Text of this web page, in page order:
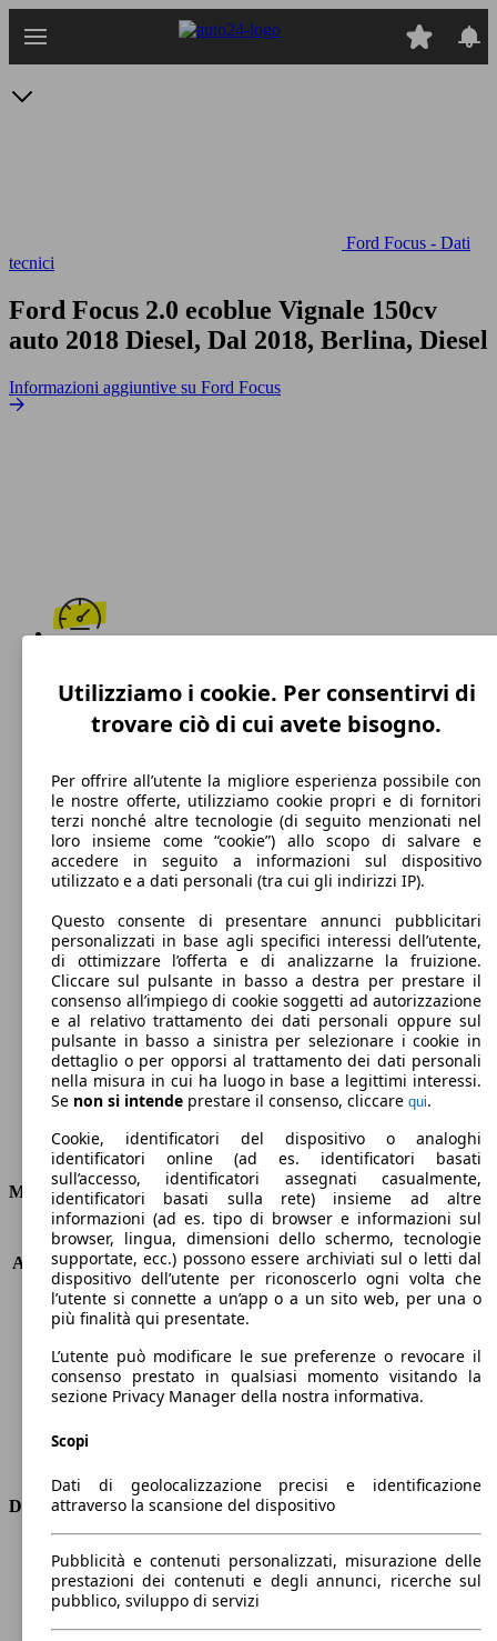
Ford Focus - Dati
tecnici
Ford Focus 2.0 ecoblue Vignale 150cv
auto 2018 Diesel, Dal 2018, Berlina, Diesel
Informazioni aggiuntive su Ford Focus
Diesel
Carburante
117 g/km
Emissioni di CO2 (combinato)*
Ø 4.5 l/100km
Consumi
Motore e Prestazioni
KW (PS)
110 kW (150 PS)
Accelerazione (0-100 km/h) 9.3s
Velocità massima (km/h)
207 km/h
Numero di marce
8
Cilindrata
1997 ccm
Carburante
Diesel
Trasmissione
Dimensioni
Lunghezza
4380 mm
Altezza
1450 mm
Larghezza
1830 mm
Passo
-
Utilizziamo i cookie. Per consentirvi di
trovare ciò di cui avete bisogno.
Per offrire all’utente la migliore esperienza possibile con
le nostre offerte, utilizziamo cookie propri e di fornitori
terzi nonché altre tecnologie (di seguito menzionati nel
loro insieme come “cookie”) allo scopo di salvare e
accedere in seguito a informazioni sul dispositivo
utilizzato e a dati personali (tra cui gli indirizzi IP).
Questo consente di presentare annunci pubblicitari
personalizzati in base agli specifici interessi dell’utente,
di ottimizzare l’offerta e di analizzarne la fruizione.
Cliccare sul pulsante in basso a destra per prestare il
consenso all’impiego di cookie soggetti ad autorizzazione
e al relativo trattamento dei dati personali oppure sul
pulsante in basso a sinistra per selezionare i cookie in
dettaglio o per opporsi al trattamento dei dati personali
nella misura in cui ha luogo in base a legittimi interessi.
Se non si intende prestare il consenso, cliccare qui.
Cookie, identificatori del dispositivo o analoghi
identificatori online (ad es. identificatori basati
sull’accesso, identificatori assegnati casualmente,
identificatori basati sulla rete) insieme ad altre
informazioni (ad es. tipo di browser e informazioni sul
browser, lingua, dimensioni dello schermo, tecnologie
supportate, ecc.) possono essere archiviati sul o letti dal
dispositivo dell’utente per riconoscerlo ogni volta che
l’utente si connette a un’app o a un sito web, per una o
più finalità qui presentate.
L’utente può modificare le sue preferenze o revocare il
consenso prestato in qualsiasi momento visitando la
sezione Privacy Manager della nostra informativa.
Scopi
Dati di geolocalizzazione precisi e identificazione
attraverso la scansione del dispositivo
Pubblicità e contenuti personalizzati, misurazione delle
prestazioni dei contenuti e degli annunci, ricerche sul
pubblico, sviluppo di servizi